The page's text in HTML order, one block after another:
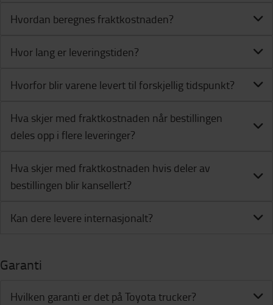
Hvordan beregnes fraktkostnaden?
Hvor lang er leveringstiden?
Hvorfor blir varene levert til forskjellig tidspunkt?
Hva skjer med fraktkostnaden når bestillingen
deles opp i flere leveringer?
Hva skjer med fraktkostnaden hvis deler av
bestillingen blir kansellert?
Kan dere levere internasjonalt?
Garanti
Hvilken garanti er det på Toyota trucker?